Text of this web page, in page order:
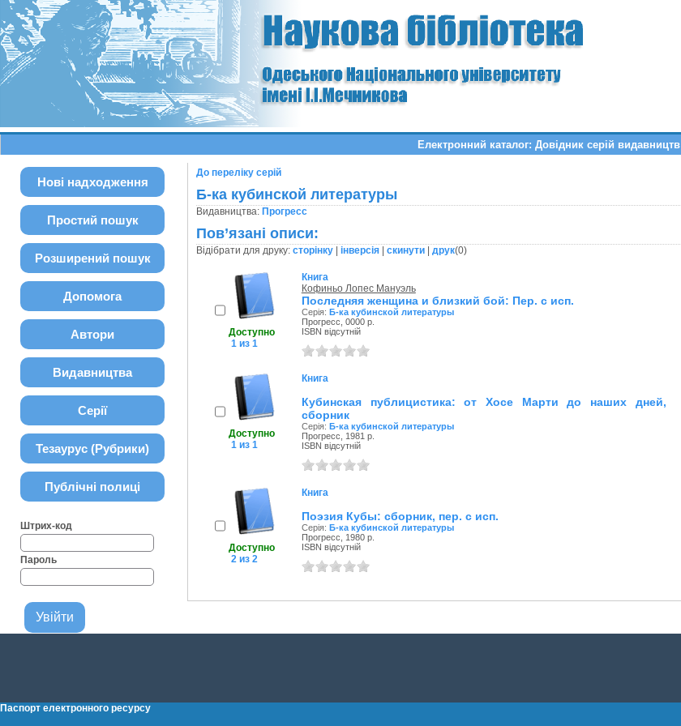
Електронний каталог: Довідник серій видавництв
Нові надходження
Простий пошук
Розширений пошук
Допомога
Автори
Видавництва
Серії
Тезаурус (Рубрики)
Публічні полиці
Штрих-код
Пароль
До переліку серій
Б-ка кубинской литературы
Видавництва: Прогресс
Пов’язані описи:
Відібрати для друку: сторінку| інверсія| скинути| друк(0)
Доступно
1 из 1
Книга
Кофиньо Лопес Мануэль
Последняя женщина и близкий бой: Пер. с исп.
Серія: Б-ка кубинской литературы
Прогресс, 0000 р.
ISBN відсутній
Доступно
1 из 1
Книга
Кубинская публицистика: от Хосе Марти до наших дней,
сборник
Серія: Б-ка кубинской литературы
Прогресс, 1981 р.
ISBN відсутній
Доступно
2 из 2
Книга
Поэзия Кубы: сборник, пер. с исп.
Серія: Б-ка кубинской литературы
Прогресс, 1980 р.
ISBN відсутній
Паспорт електронного ресурсу